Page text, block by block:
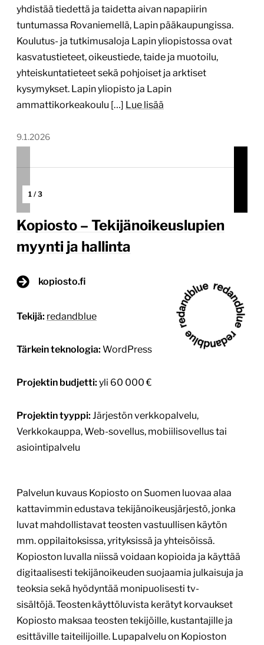
yhdistää tiedettä ja taidetta aivan napapiirin
tuntumassa Rovaniemellä, Lapin pääkaupungissa.
Koulutus- ja tutkimusaloja Lapin yliopistossa ovat
kasvatustieteet, oikeustiede, taide ja muotoilu,
yhteiskuntatieteet sekä pohjoiset ja arktiset
kysymykset. Lapin yliopisto ja Lapin
ammattikorkeakoulu […] Lue lisää
9.1.2026
1 / 3
Kopiosto – Tekijänoikeuslupien
myynti ja hallinta
kopiosto.fi
Tekijä: redandblue
Tärkein teknologia: WordPress
Projektin budjetti: yli 60 000 €
Projektin tyyppi: Järjestön verkkopalvelu,
Verkkokauppa, Web-sovellus, mobiilisovellus tai
asiointipalvelu
Palvelun kuvaus Kopiosto on Suomen luovaa alaa
kattavimmin edustava tekijänoikeusjärjestö, jonka
luvat mahdollistavat teosten vastuullisen käytön
mm. oppilaitoksissa, yrityksissä ja yhteisöissä.
Kopioston luvalla niissä voidaan kopioida ja käyttää
digitaalisesti tekijänoikeuden suojaamia julkaisuja ja
teoksia sekä hyödyntää monipuolisesti tv-
sisältöjä. Teosten käyttöluvista kerätyt korvaukset
Kopiosto maksaa teosten tekijöille, kustantajille ja
esittäville taiteilijoille. Lupapalvelu on Kopioston